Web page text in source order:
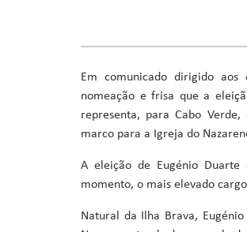
Ministra da Agricultura,
Ministro da Cultura,
Ministro da Reforma do
Ministro do Ambiente, Ação
Ministro da Coordenação de
Em comunicado dirigido aos
nomeação e frisa que a
representa, para Cabo
marco para a Igreja do
A eleição de Eugénio
momento, o mais elevado
Natural da Ilha Brava,